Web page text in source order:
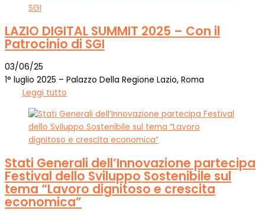
LAZIO DIGITAL SUMMIT 2025 – Con il
Patrocinio di SGI
03/06/25
1° luglio 2025 – Palazzo Della Regione Lazio, Roma
Leggi tutto
Stati Generali dell’Innovazione partecipa
Festival dello Sviluppo Sostenibile sul
tema “Lavoro dignitoso e crescita
economica”